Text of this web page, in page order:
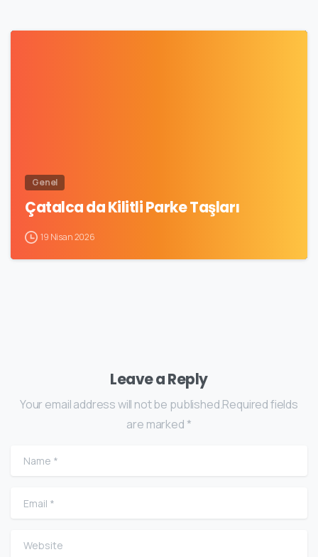
Genel
Çatalca da Kilitli Parke Taşları
19 Nisan 2026
Leave a Reply
Your email address will not be published.Required fields
are marked *
Name
Email
Website